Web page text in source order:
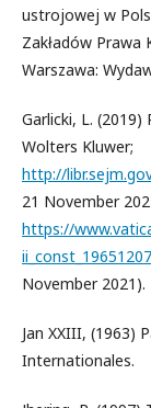
ustrojowej w
Zakładów Prawa
Warszawa:
Garlicki, L.
Wolters Kluwer;
http://
21 November
https://
November 2021).
Jan XXIII, (1963)
Internationales.